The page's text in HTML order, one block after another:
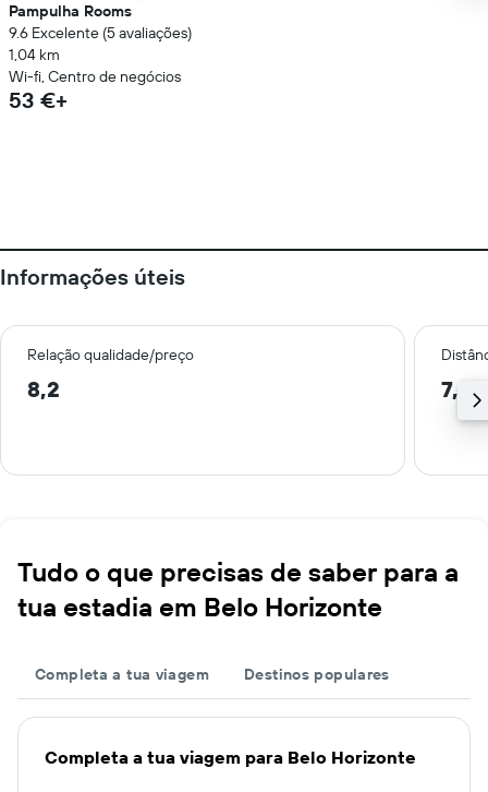
Pampulha Rooms
9.6 Excelente (5 avaliações)
1,04 km
Wi-fi, Centro de negócios
53 €+
Informações úteis
Relação qualidade/preço
8,2 7,6
Tudo o que precisas de saber para a
tua estadia em Belo Horizonte
Completa a tua viagem Destinos populares
Completa a tua viagem para Belo Horizonte